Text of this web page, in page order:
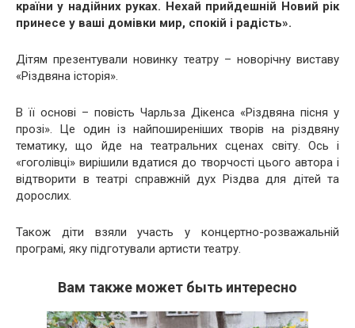
країни у надійних руках. Нехай прийдешній Новий рік
принесе у ваші домівки мир, спокій і радість».
Дітям презентували новинку театру – новорічну виставу
«Різдвяна історія».
В її основі – повість Чарльза Дікенса «Різдвяна пісня у
прозі». Це один із найпоширеніших творів на різдвяну
тематику, що йде на театральних сценах світу. Ось і
«гоголівці» вирішили вдатися до творчості цього автора і
відтворити в театрі справжній дух Різдва для дітей та
дорослих.
Також діти взяли участь у концертно-розважальній
програмі, яку підготували артисти театру.
Вам также может быть интересно